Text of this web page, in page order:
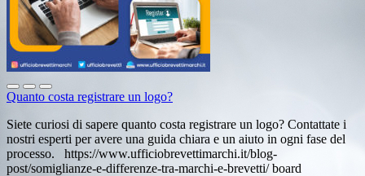
Quanto costa registrare un logo?
Siete curiosi di sapere quanto costa registrare un logo? Contattate i
nostri esperti per avere una guida chiara e un aiuto in ogni fase del
processo. https://www.ufficiobrevettimarchi.it/blog-
post/somiglianze-e-differenze-tra-marchi-e-brevetti/ board